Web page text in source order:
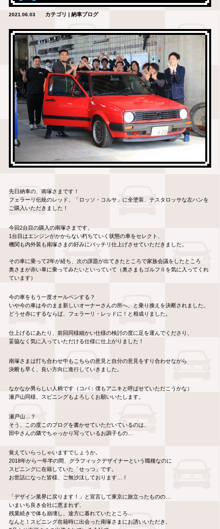
2021.06.03 カテゴリ | 納車ブログ
先日納車の、南塚さまです！
フェラーリ伝統のレッド、「ロッソ・コルサ」に全塗装、 テスタロッサな左ハンを
ご購入いただきました！
今回2台目の購入の南塚さまです。
1台目はエンジンがかからない朽ちていく状態の車をセレクト、
機関も内外装も南塚さまの好みにバッチリ仕上げさせていただきま した。
その車に乗って2年が経ち、 次の課題が出てきたところで家族会議をしたところ
奥さまが赤い車に乗ってみたいといっていて（奥さまもゴルフⅡ を気に入ってくれ
ています）
今の車をもう一度オールペンする？
いや今の車は今のまま新しいオーナーさんの所へ、
と乗り換えを決断されました。
どうせ赤にするならば、フェラーリ・レッドに！と相成りました。
仕上げるにあたり、 前回同様細かい仕様の検討の度に足を運んでくださり、
妥協なく気に入っていただける仕様に仕上がりました！
南塚さまは打ち合わせ中もこちらの意見と自分の意見をすり合わせながら
決断も早く、良い方向に進行していきました。
なかなか男らしい人柄です（コバ： 僕もアニキと呼ばせていただこうかな）
瀬戸山同様、スピニングもよろしくお願いいたします。
瀬戸山…？
そう、この度このブログを書かせていただいているのは、
田中さんの隣でちゃっかり写っているお調子もの…
覚えていらっしゃいますでしょうか。
2018年から一年半の間、 グラフィックデザイナーという職種なのに
スピニングに在籍していた「せっつ」です。
お世話になった皆様、ご無沙汰しております…！
「デザイン業界に戻ります！」と宣言して東京に旅立ったものの…
いまいち良き会社に恵まれず、
残業続きで体も崩壊し、途方に暮れていたところ…
なんと！スピニング在籍時に出会った南塚さまにお誘いいただき、